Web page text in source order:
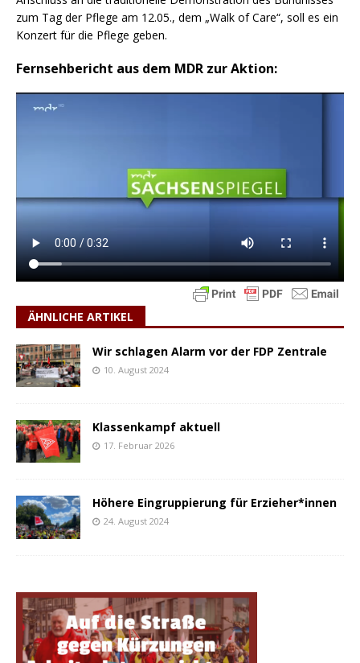
zum Tag der Pflege am 12.05., dem „Walk of Care“, soll es ein
Konzert für die Pflege geben.
Fernsehbericht aus dem MDR zur Aktion:
ÄHNLICHE ARTIKEL
Wir schlagen Alarm vor der FDP Zentrale
10. August 2024
Klassenkampf aktuell
17. Februar 2026
Höhere Eingruppierung für Erzieher*innen
24. August 2024